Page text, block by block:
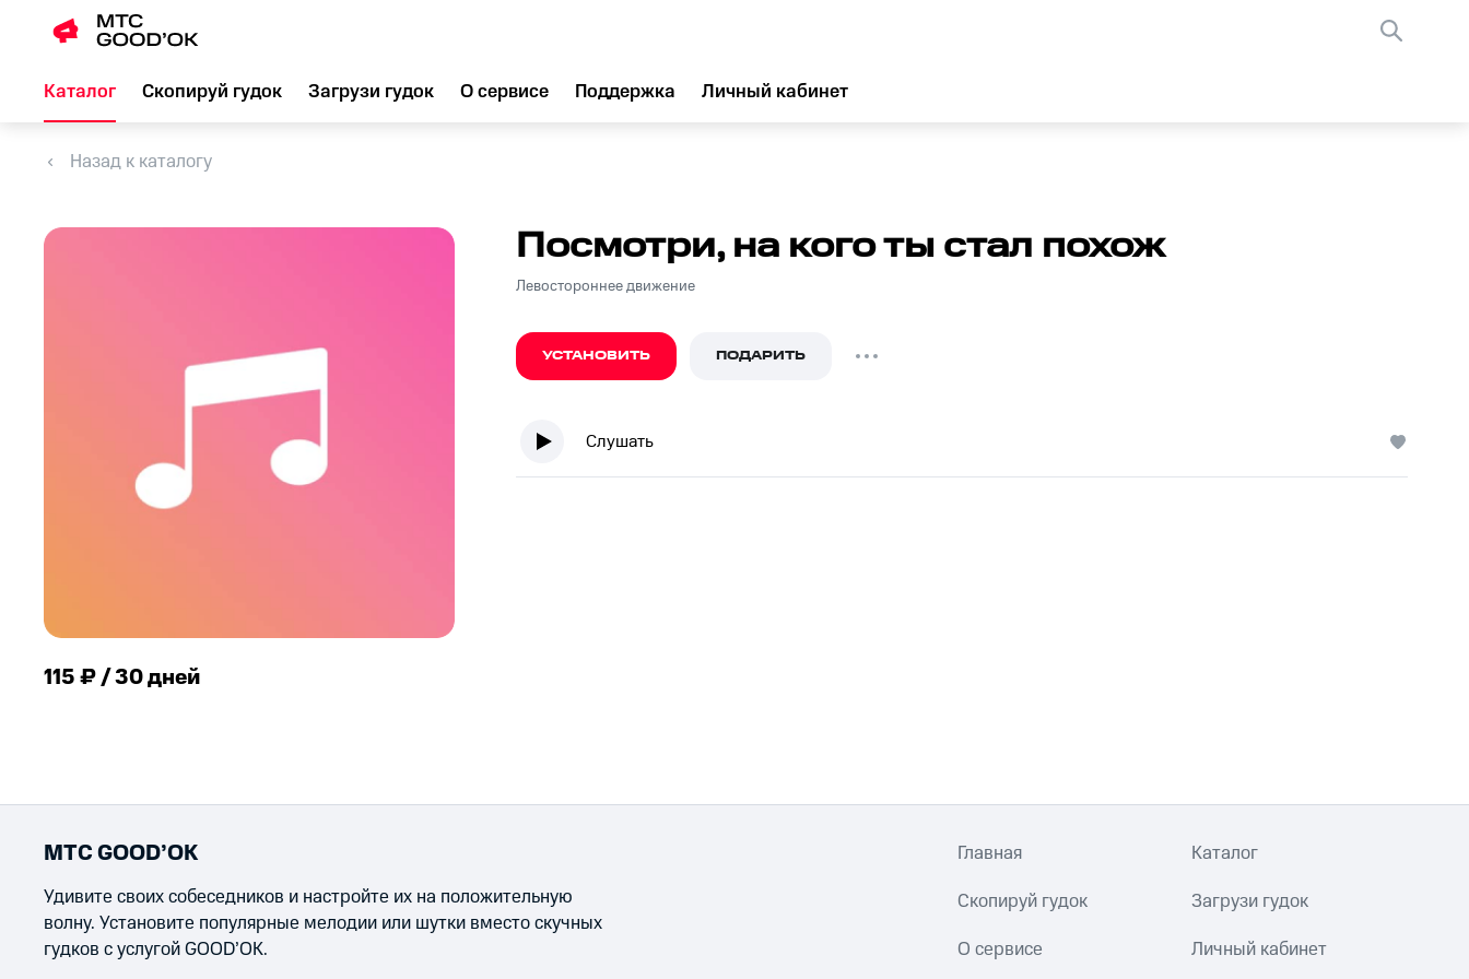
Каталог Скопируй гудок Загрузи гудок О сервисе Поддержка Личный кабинет
Назад к каталогу
115 ₽ / 30 дней
Посмотри, на кого ты стал похож
Левостороннее движение
УСТАНОВИТЬ ПОДАРИТЬ
Слушать
МТС GOOD’OK
Удивите своих собеседников и настройте их на положительную
волну. Установите популярные мелодии или шутки вместо скучных
гудков с услугой GOOD’OK.
Главная Каталог
Скопируй гудок Загрузи гудок
О сервисе Личный кабинет